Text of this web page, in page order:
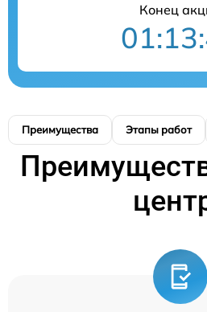
Конец
Преимущества Этапы работ